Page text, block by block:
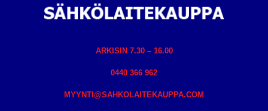
ARKISIN 7.30 – 16.00
0440 366 962
MYYNTI@SAHKOLAITEKAUPPA.COM